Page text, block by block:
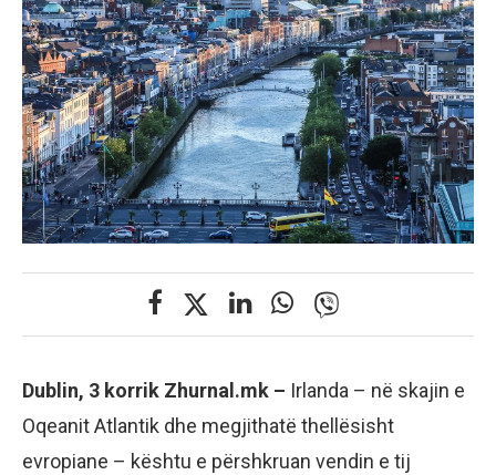
Dublin, 3 korrik Zhurnal.mk – Irlanda – në skajin e
Oqeanit Atlantik dhe megjithatë thellësisht
evropiane – kështu e përshkruan vendin e tij